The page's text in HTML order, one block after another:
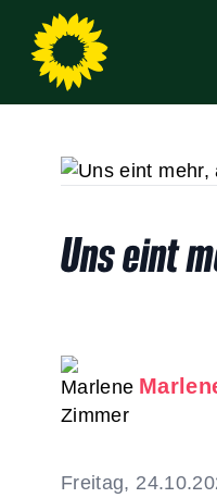
Uns eint
Freitag,